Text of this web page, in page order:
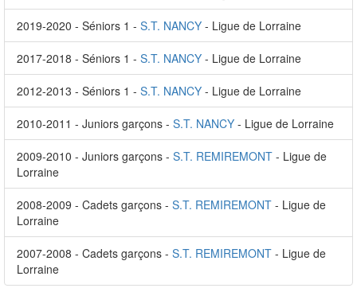
2019-2020 - Séniors 1 - S.T. NANCY - Ligue de Lorraine
2017-2018 - Séniors 1 - S.T. NANCY - Ligue de Lorraine
2012-2013 - Séniors 1 - S.T. NANCY - Ligue de Lorraine
2010-2011 - Juniors garçons - S.T. NANCY - Ligue de Lorraine
2009-2010 - Juniors garçons - S.T. REMIREMONT - Ligue de
Lorraine
2008-2009 - Cadets garçons - S.T. REMIREMONT - Ligue de
Lorraine
2007-2008 - Cadets garçons - S.T. REMIREMONT - Ligue de
Lorraine